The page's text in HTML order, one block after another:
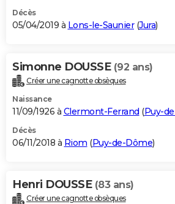
Décès
05/04/2019 à Lons-le-Saunier(Jura)
Simonne DOUSSE (92 ans)
Créer une cagnotte obsèques
Naissance
11/09/1926 à Clermont-Ferrand (Puy-
Décès
06/11/2018 à Riom (Puy-de-Dôme)
Henri DOUSSE (83 ans)
Créer une cagnotte obsèques